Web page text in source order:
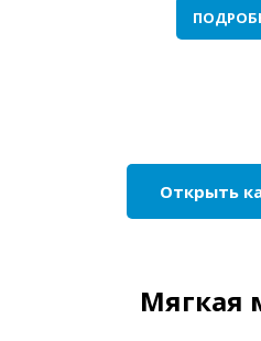
Открыть
Мягкая